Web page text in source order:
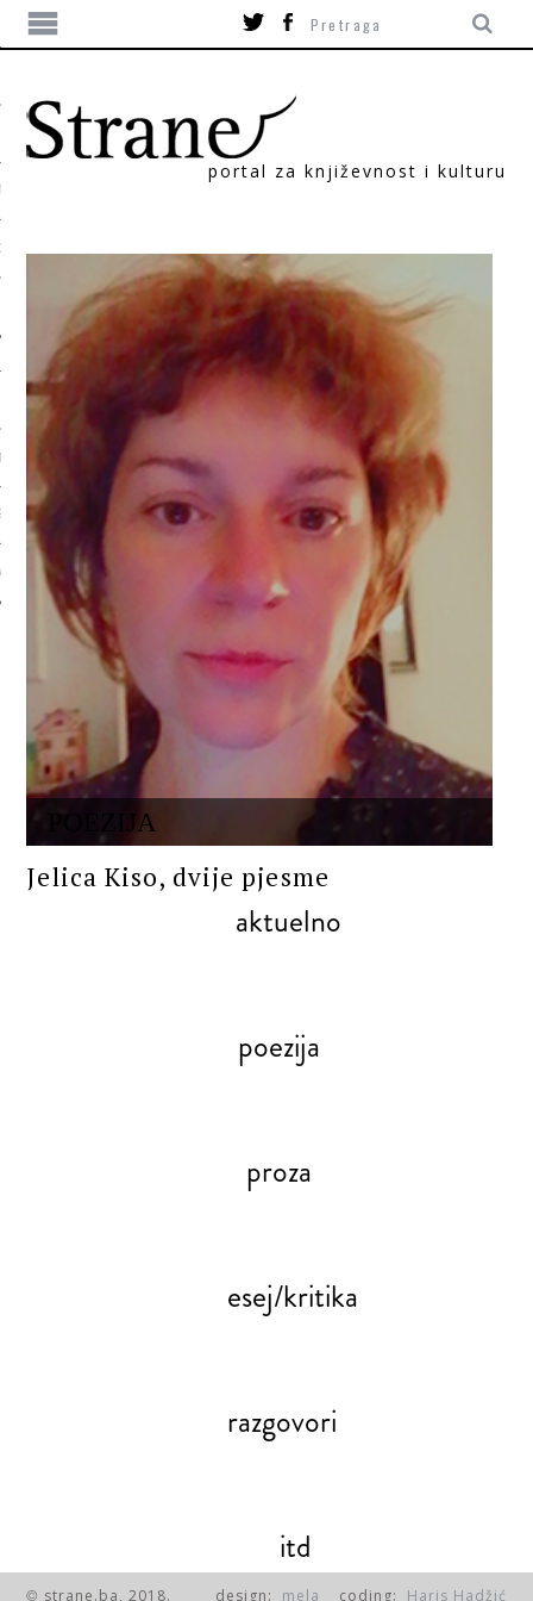
portal za književnost i kulturu
POEZIJA
Jelica Kiso, dvije pjesme
aktuelno
poezija
proza
esej/kritika
razgovori
itd
© strane.ba, 2018. design: mela coding: Haris Hadžić